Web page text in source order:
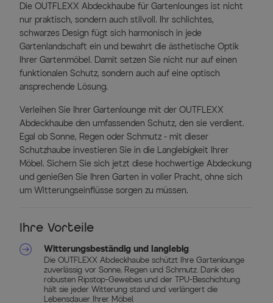
Die OUTFLEXX Abdeckhaube für Gartenlounges ist nicht
nur praktisch, sondern auch stilvoll. Ihr schlichtes,
schwarzes Design fügt sich harmonisch in jede
Gartenlandschaft ein und bewahrt die ästhetische Optik
Ihrer Gartenmöbel. Damit setzen Sie nicht nur auf einen
funktionalen Schutz, sondern auch auf eine optisch
ansprechende Lösung.
Verleihen Sie Ihrer Gartenlounge mit der OUTFLEXX
Abdeckhaube den umfassenden Schutz, den sie verdient.
Egal ob Sonne, Regen oder Schmutz - mit dieser
Schutzhaube investieren Sie in die Langlebigkeit Ihrer
Möbel. Sichern Sie sich jetzt diese hochwertige Abdeckung
und genießen Sie Ihren Garten in voller Pracht, ohne sich
um Witterungseinflüsse sorgen zu müssen.
Ihre Vorteile
Witterungsbeständig und langlebig
Die OUTFLEXX Abdeckhaube schützt Ihre Gartenlounge
zuverlässig vor Sonne, Regen und Schmutz. Dank des
robusten Ripstop-Gewebes und der TPU-Beschichtung
hält sie jeder Witterung stand und verlängert die
Lebensdauer Ihrer Möbel.